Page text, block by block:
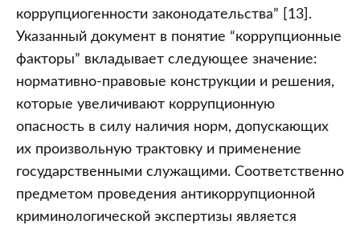
коррупциогенности законодательства” [13].
Указанный документ в понятие “коррупционные
факторы” вкладывает следующее значение:
нормативно-правовые конструкции и решения,
которые увеличивают коррупционную
опасность в силу наличия норм, допускающих
их произвольную трактовку и применение
государственными служащими. Соответственно
предметом проведения антикоррупционной
криминологической экспертизы является